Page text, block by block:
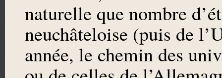
naturelle que nombre
neuchâteloise (puis de
année, le chemin des